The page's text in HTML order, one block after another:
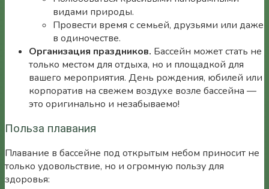
видами природы.
Провести время с семьей, друзьями или даже
в одиночестве.
Организация праздников. Бассейн может стать не
только местом для отдыха, но и площадкой для
вашего мероприятия. День рождения, юбилей или
корпоратив на свежем воздухе возле бассейна —
это оригинально и незабываемо!
Польза плавания
Плавание в бассейне под открытым небом приносит не
только удовольствие, но и огромную пользу для
здоровья: